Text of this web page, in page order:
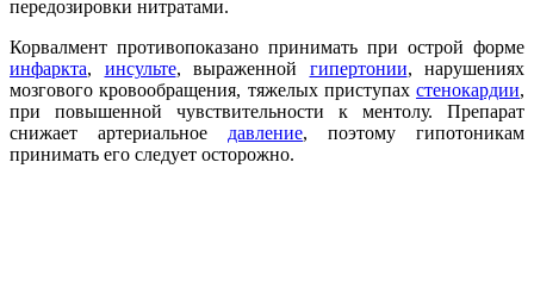
передозировки нитратами.
Корвалмент противопоказано принимать при острой форме
инфаркта, инсульте, выраженной гипертонии, нарушениях
мозгового кровообращения, тяжелых приступах стенокардии,
при повышенной чувствительности к ментолу. Препарат
снижает артериальное давление, поэтому гипотоникам
принимать его следует осторожно.